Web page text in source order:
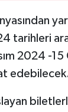
tarihleri
2024 -